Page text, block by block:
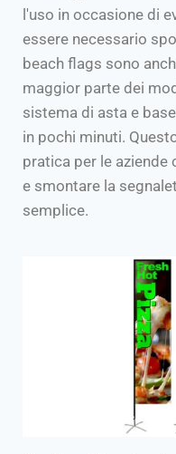
l'uso in occasione di
essere necessario
beach flags sono
maggior parte dei
sistema di asta e
in pochi minuti.
pratica per le aziende
e smontare la
semplice.